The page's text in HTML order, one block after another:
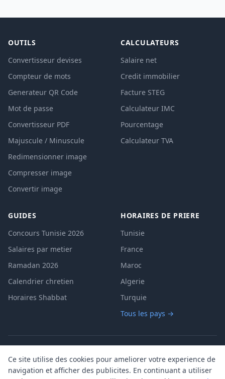
OUTILS
Convertisseur devises
Compteur de mots
Generateur QR Code
Mot de passe
Convertisseur PDF
Majuscule / Minuscule
Redimensionner image
Compresser image
Convertir image
CALCULATEURS
Salaire net
Credit immobilier
Facture STEG
Calculateur IMC
Pourcentage
Calculateur TVA
GUIDES
Concours Tunisie 2026
Salaires par metier
Ramadan 2026
Calendrier chretien
Horaires Shabbat
HORAIRES DE PRIERE
Tunisie
France
Maroc
Algerie
Turquie
Tous les pays →
|
Politique de confidentialite|Cookies CGU
Ce site utilise des cookies pour ameliorer votre experience de
navigation et afficher des publicites. En continuant a utiliser